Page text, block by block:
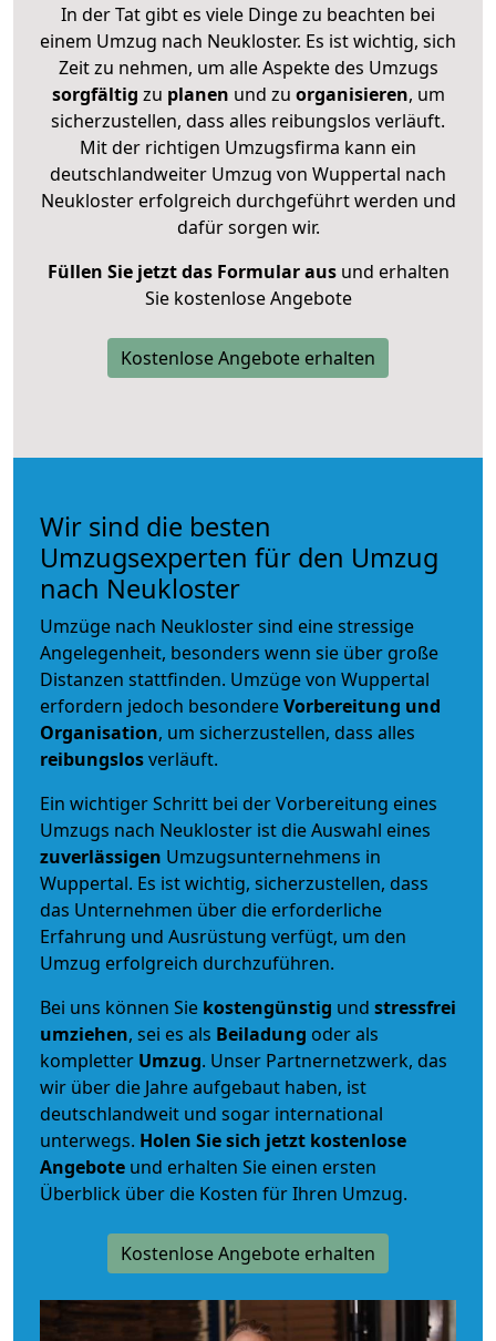
In der Tat gibt es viele Dinge zu beachten bei
einem Umzug nach Neukloster. Es ist wichtig, sich
Zeit zu nehmen, um alle Aspekte des Umzugs
sorgfältig zu planen und zu organisieren, um
sicherzustellen, dass alles reibungslos verläuft.
Mit der richtigen Umzugsfirma kann ein
deutschlandweiter Umzug von Wuppertal nach
Neukloster erfolgreich durchgeführt werden und
dafür sorgen wir.
Füllen Sie jetzt das Formular ausund erhalten
Sie kostenlose Angebote
Kostenlose Angebote erhalten
Wir sind die besten
Umzugsexperten für den Umzug
nach Neukloster
Umzüge nach Neukloster sind eine stressige
Angelegenheit, besonders wenn sie über große
Distanzen stattfinden. Umzüge von Wuppertal
erfordern jedoch besondereVorbereitung und
Organisation, um sicherzustellen, dass alles
reibungslosverläuft.
Ein wichtiger Schritt bei der Vorbereitung eines
Umzugs nach Neukloster ist die Auswahl eines
zuverlässigen Umzugsunternehmens in
Wuppertal. Es ist wichtig, sicherzustellen, dass
das Unternehmen über die erforderliche
Erfahrung und Ausrüstung verfügt, um den
Umzug erfolgreich durchzuführen.
Bei uns können Sie kostengünstig und stressfrei
umziehen, sei es als Beiladung oder als
kompletter Umzug. Unser Partnernetzwerk, das
wir über die Jahre aufgebaut haben, ist
deutschlandweit und sogar international
unterwegs. Holen Sie sich jetzt kostenlose
Angebote und erhalten Sie einen ersten
Überblick über die Kosten für Ihren Umzug.
Kostenlose Angebote erhalten